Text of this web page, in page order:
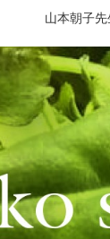
山本朝子